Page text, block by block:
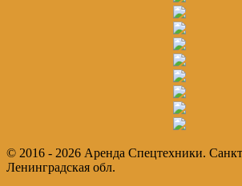
© 2016 - 2026 Аренда Спецтехники.
Ленинградская обл.